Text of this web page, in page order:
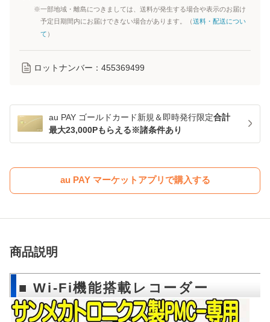
※一部地域・離島につきましては、送料が発生する場合や表示のお届け
予定日期間内にお届けできない場合があります。（送料・配送につい
て ）
ロットナンバー： 455369499
au PAY ゴールドカード新規＆即時発行限定合計
最大23,000Pもらえる※諸条件あり
au PAY マーケットアプリで購入する
商品説明
■ Wi-Fi機能搭載レコーダー
PMC-7専用カメラ PMC-3